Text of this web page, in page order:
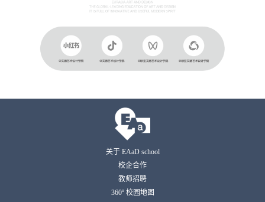
关于 EAaD school
校企合作
教师招聘
360º 校园地图